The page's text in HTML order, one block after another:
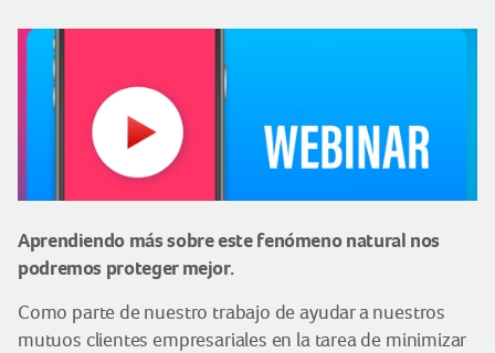
Aprendiendo más sobre este fenómeno natural nos
podremos proteger mejor.
Como parte de nuestro trabajo de ayudar a nuestros
mutuos clientes empresariales en la tarea de minimizar